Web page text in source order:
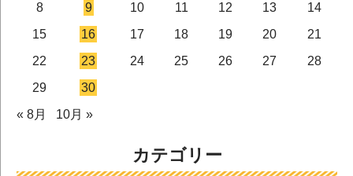
8
9 10 11 12 13
14
15
16 17 18 19 20
21
22
23 24 25 26 27
28
29
30
« 8月
10月 »
カテゴリー